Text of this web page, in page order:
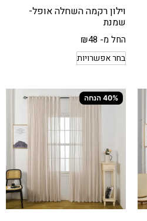
וילון רקמה השחלה אופל-
שמנת
החל מ- ₪48
בחר אפשרויות
40% הנחה